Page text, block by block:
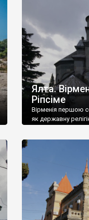
називаються
виробляє
легке біле і дуже
Ялта.
Ріпсіме
Вірменія першою
як державну